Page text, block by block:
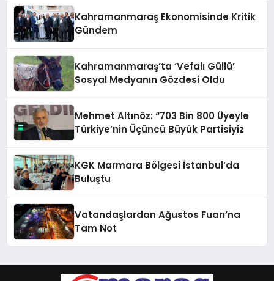
Kahramanmaraş Ekonomisinde Kritik
Gündem
Kahramanmaraş’ta ‘Vefalı Güllü’
Sosyal Medyanın Gözdesi Oldu
Mehmet Altınöz: “703 Bin 800 Üyeyle
Türkiye’nin Üçüncü Büyük Partisiyiz
KGK Marmara Bölgesi İstanbul’da
Buluştu
Vatandaşlardan Ağustos Fuarı’na
Tam Not